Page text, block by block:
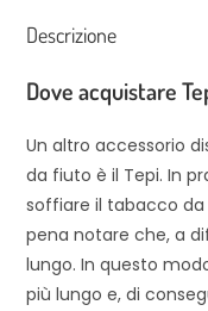
Descrizione
Dove acquistare
Un altro accessorio
da fiuto è il Tepi. In
soffiare il tabacco da
pena notare che, a
lungo. In questo
più lungo e, di